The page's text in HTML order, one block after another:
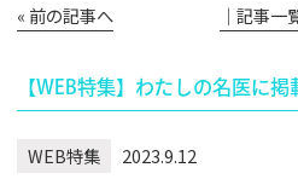
« 前の記事へ │記事一
【WEB特集】わたしの名医に
WEB特集 2023.9.12